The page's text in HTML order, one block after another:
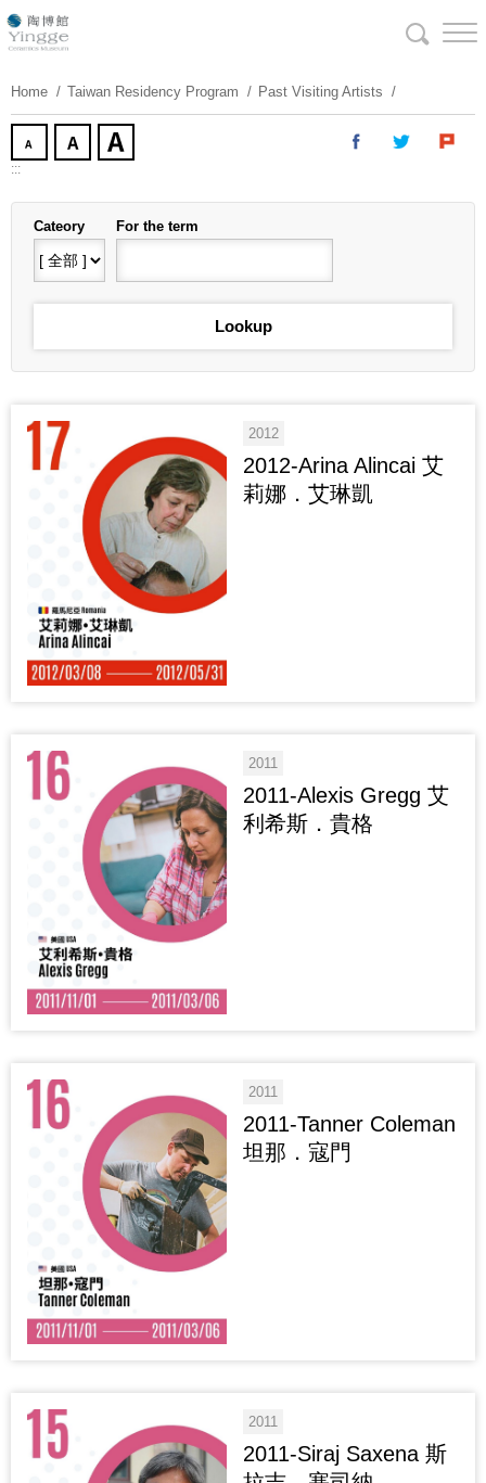
Skip
To
Home
Taiwan Residency Program Past Visiting Artists
:::
Cateory For the term
2012
2012-Arina Alincai 艾
莉娜．艾琳凱
2011
2011-Alexis Gregg 艾
利希斯．貴格
2011
2011-Tanner Coleman
坦那．寇門
2011
2011-Siraj Saxena 斯